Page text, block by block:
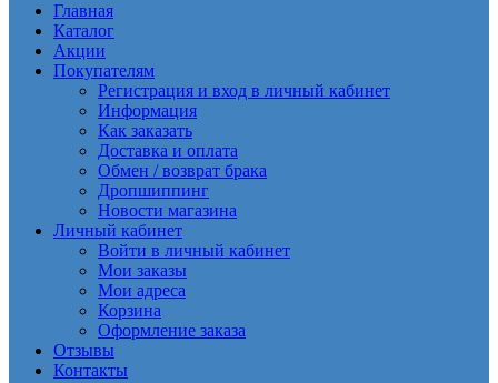
Главная
Каталог
Акции
Покупателям
Регистрация и вход в личный кабинет
Информация
Как заказать
Доставка и оплата
Обмен / возврат брака
Дропшиппинг
Новости магазина
Личный кабинет
Войти в личный кабинет
Мои заказы
Мои адреса
Корзина
Оформление заказа
Отзывы
Контакты